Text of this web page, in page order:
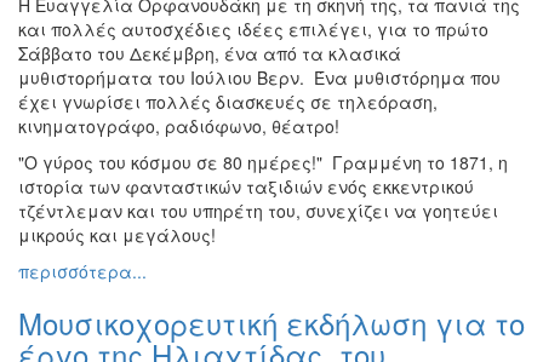
ΤΟΠΟΣ
ΜΑΣ
ΔΗΜΟΣ
ΠΟΛΙΤΙΣΜΟΣ
ΑΝΘΕΚΤΙΚΗ
και πολλές αυτοσχέδιες ιδέες επιλέγει, για το πρώτο
Σάββατο του Δεκέμβρη, ένα από τα κλασικά
μυθιστορήματα του Ιούλιου Βερν. Ένα μυθιστόρημα που
έχει γνωρίσει πολλές διασκευές σε τηλεόραση,
κινηματογράφο, ραδιόφωνο, θέατρο!
"Ο γύρος του κόσμου σε 80 ημέρες!" Γραμμένη το 1871, η
ιστορία των φανταστικών ταξιδιών ενός εκκεντρικού
τζέντλεμαν και του υπηρέτη του, συνεχίζει να γοητεύει
μικρούς και μεγάλους!
περισσότερα...
Μουσικοχορευτική εκδήλωση για το